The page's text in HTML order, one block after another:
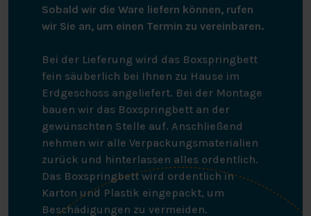
Sobald wir die Ware liefern können, rufen
wir Sie an, um einen Termin zu vereinbaren.
Bei der Lieferung wird das Boxspringbett
fein säuberlich bei Ihnen zu Hause im
Erdgeschoss angeliefert. Bei der Montage
bauen wir das Boxspringbett an der
gewünschten Stelle auf. Anschließend
nehmen wir alle Verpackungsmaterialien
zurück und hinterlassen alles ordentlich.
Das Boxspringbett wird ordentlich in
Karton und Plastik eingepackt, um
Beschädigungen zu vermeiden.